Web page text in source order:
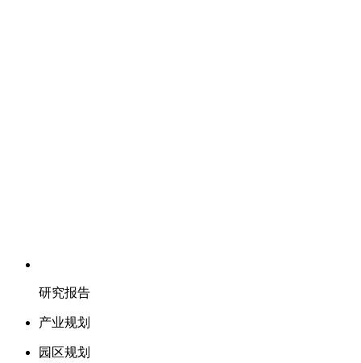
研究报告
产业规划
园区规划